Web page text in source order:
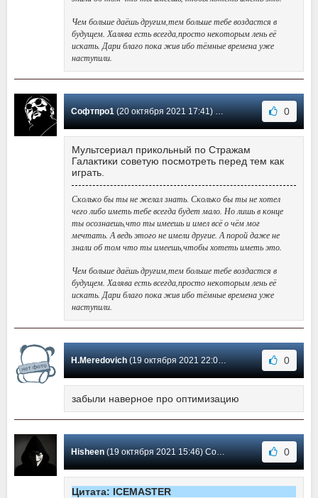
Чем больше даёшь другим,тем больше тебе воздастся в
будущем. Халява есть всегда,просто некоторым лень её
искать. Дари благо пока жив ибо тёмные времена уже
наступили.
Софтпро1(20 октября 2021 17:41) Сообщение #5 0
Мультсериал прикольный по Стражам
Галактики советую посмотреть перед тем как
играть.
Сколько бы ты не желал знать. Сколько бы ты не хотел
чего либо иметь тебе всегда будет мало. Но лишь в конце
ты осознаешь,что ты имеешь и имел всё о чём мог
мечтать. А ведь этого не имели другие. А порой даже не
знали об том что ты имеешь,чтобы хотеть иметь это.
Чем больше даёшь другим,тем больше тебе воздастся в
будущем. Халява есть всегда,просто некоторым лень её
искать. Дари благо пока жив ибо тёмные времена уже
наступили.
H.Meredovich(19 октября 2021 22:07) Сообщение #4 0
забыли наверное про оптимизацию
Hisheen(19 октября 2021 15:46) Сообщение #3 0
Цитата: ICEMASTER